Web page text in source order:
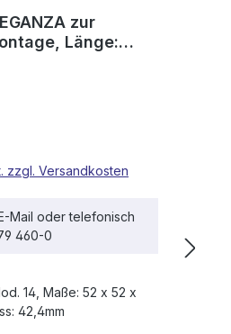
zur
Länge:
zzgl. Versandkosten
Mail oder telefonisch
460-0